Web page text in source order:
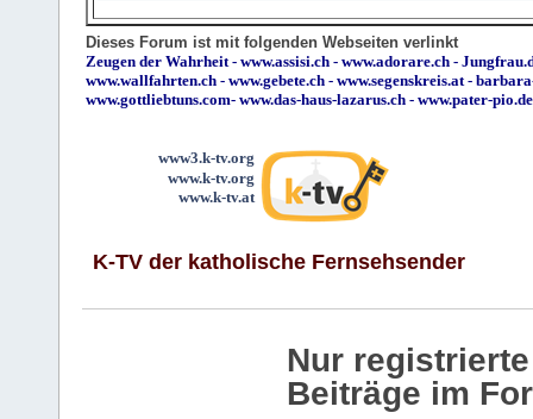
Dieses Forum ist mit folgenden Webseiten verlinkt
Zeugen der Wahrheit - www.assisi.ch - www.adorare.ch -
www.wallfahrten.ch - www.gebete.ch - www.segenskreis.at -
www.gottliebtuns.com- www.das-haus-lazarus.ch - www.pater-pio.de
www3.k-tv.org
www.k-tv.org
www.k-tv.at
K-TV der katholische Fernsehsender
Nur
Beiträge im